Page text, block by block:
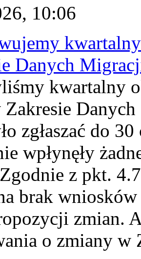
10:06
Danych
kwartalny
zgłaszać do
wpłynęły
z pkt.
brak
zmian.
o zmiany w